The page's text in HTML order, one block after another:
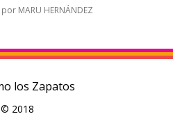
por MARU HERNÁNDEZ
© 2018